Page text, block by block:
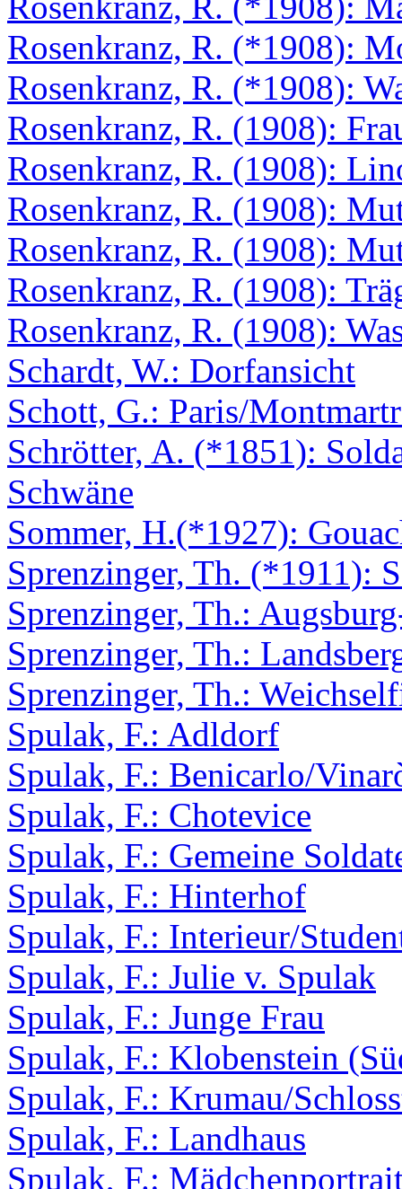
Rosenkranz, R. (*1908):
Rosenkranz, R. (*1908):
Rosenkranz, R. (1908):
Rosenkranz, R. (1908):
Rosenkranz, R. (1908):
Rosenkranz, R. (1908):
Rosenkranz, R. (1908):
Rosenkranz, R. (1908):
Schardt, W.: Dorfansicht
Schott, G.: Paris/
Schrötter, A. (*1851):
Schwäne
Sommer, H.(*1927):
Sprenzinger, Th. (*1911):
Sprenzinger, Th.:
Sprenzinger, Th.:
Sprenzinger, Th.:
Spulak, F.: Adldorf
Spulak, F.: Benicarlo/
Spulak, F.: Chotevice
Spulak, F.: Gemeine
Spulak, F.: Hinterhof
Spulak, F.: Interieur/
Spulak, F.: Julie v. Spulak
Spulak, F.: Junge Frau
Spulak, F.: Klobenstein
Spulak, F.: Krumau/
Spulak, F.: Landhaus
Spulak, F.: